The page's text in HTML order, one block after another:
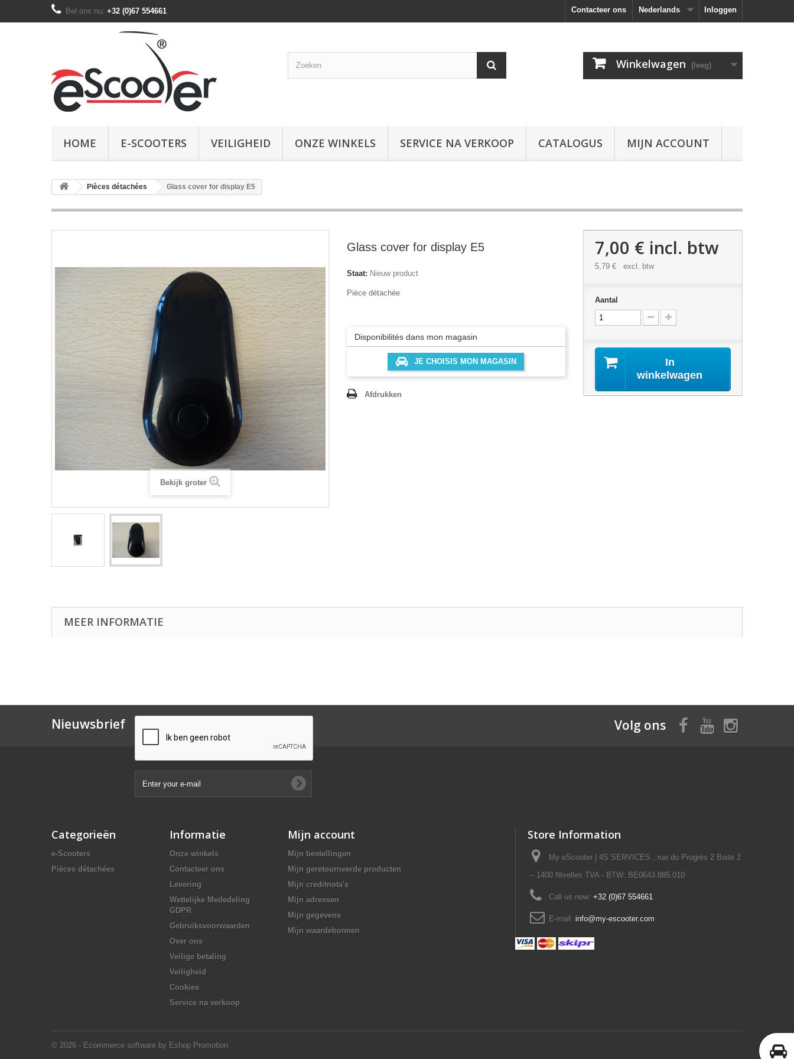
Inloggen
Nederlands
Contacteer ons
Bel ons nu: +32 (0)67 554661
Winkelwagen (leeg)
HOME E-SCOOTERS VEILIGHEID ONZE WINKELS SERVICE NA VERKOOP CATALOGUS MIJN ACCOUNT
Pièces détachées Glass cover for display E5
Bekijk groter
Glass cover for display E5
Staat: Nieuw product
Pièce détachée
Disponibilités dans mon magasin
JE CHOISIS MON MAGASIN
Afdrukken
7,00 € incl. btw
5,79 € excl. btw
Aantal
In
winkelwagen
MEER INFORMATIE
Nieuwsbrief Volg ons
Categorieën
e-Scooters
Pièces détachées
Informatie
Onze winkels
Contacteer ons
Levering
Wettelijke Mededeling
GDPR
Gebruiksvoorwaarden
Over ons
Veilige betaling
Veiligheid
Cookies
Service na verkoop
© 2026 - Ecommerce software by Eshop Promotion
Mijn account
Mijn bestellingen
Mijn geretourneerde producten
Mijn creditnota's
Mijn adressen
Mijn gegevens
Mijn waardebonnen
Store Information
My eScooter | 4S SERVICES , rue du Progrès 2 Boite 2
– 1400 Nivelles TVA - BTW: BE0643.885.010
Call us now: +32 (0)67 554661
E-mail: info@my-escooter.com